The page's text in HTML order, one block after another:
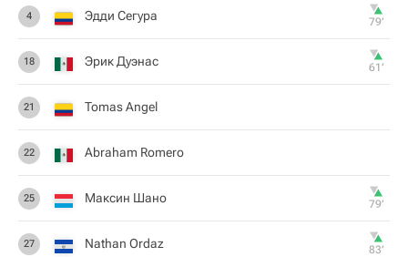
4 Эдди Сегура 79‎’‎
18 Эрик Дуэнас 61‎’‎
21 Tomas Angel
22 Abraham Romero
25 Максин Шано 79‎’‎
27 Nathan Ordaz 83‎’‎